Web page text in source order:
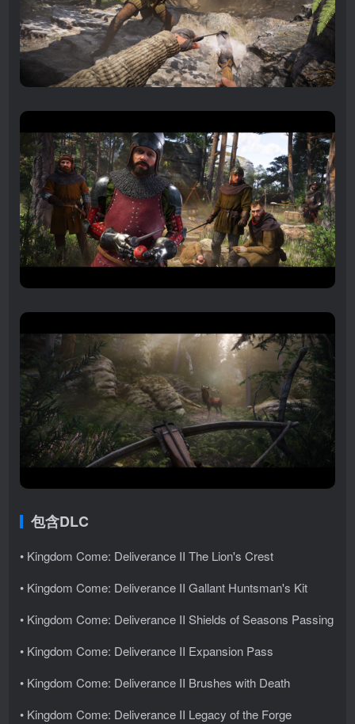
包含DLC
• Kingdom Come: Deliverance II The Lion's Crest
• Kingdom Come: Deliverance II Gallant Huntsman's Kit
• Kingdom Come: Deliverance II Shields of Seasons Passing
• Kingdom Come: Deliverance II Expansion Pass
• Kingdom Come: Deliverance II Brushes with Death
• Kingdom Come: Deliverance II Legacy of the Forge